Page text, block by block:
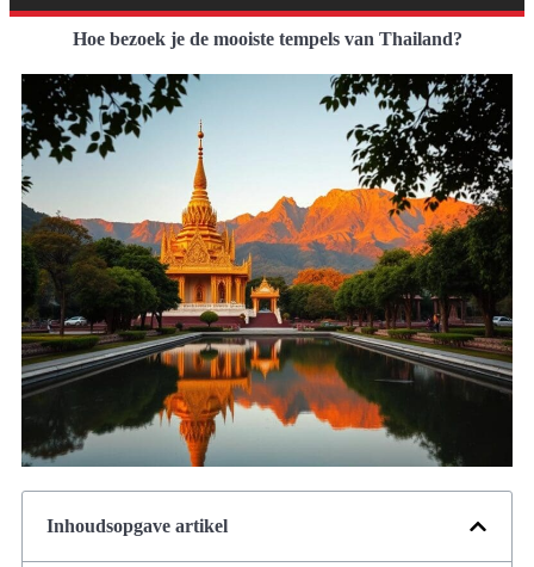
Hoe bezoek je de mooiste tempels van Thailand?
Inhoudsopgave artikel